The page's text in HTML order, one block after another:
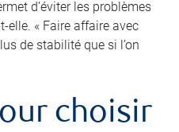
d’éviter les problèmes
elle. « Faire affaire avec
de stabilité que si l’on
choisir